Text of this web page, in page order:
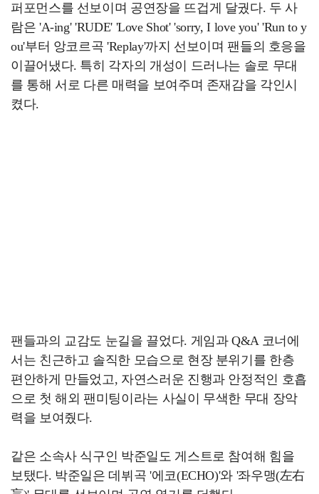
퍼포먼스를 선보이며 공연장을 뜨겁게 달궜다. 두 사
람은 'A-ing' 'RUDE' 'Love Shot' 'sorry, I love you' 'Run to y
ou'부터 앙코르곡 'Replay'까지 선보이며 팬들의 호응을
이끌어냈다. 특히 각자의 개성이 드러나는 솔로 무대
를 통해 서로 다른 매력을 보여주며 존재감을 각인시
켰다.
팬들과의 교감도 눈길을 끌었다. 게임과 Q&A 코너에
서는 친근하고 솔직한 모습으로 현장 분위기를 한층
편안하게 만들었고, 자연스러운 진행과 안정적인 호흡
으로 첫 해외 팬미팅이라는 사실이 무색한 무대 장악
력을 보여줬다.
같은 소속사 식구인 박준일도 게스트로 참여해 힘을
보탰다. 박준일은 데뷔곡 '에코(ECHO)'와 '좌우맹(左右